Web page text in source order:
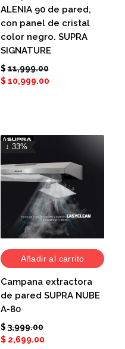
ALENIA 90 de pared,
con panel de cristal
color negro. SUPRA
SIGNATURE
$ 11,999.00
$ 10,999.00
↓ 33%
Añadir al carrito
Campana extractora
de pared SUPRA NUBE
A-80
$ 3,999.00
$ 2,699.00